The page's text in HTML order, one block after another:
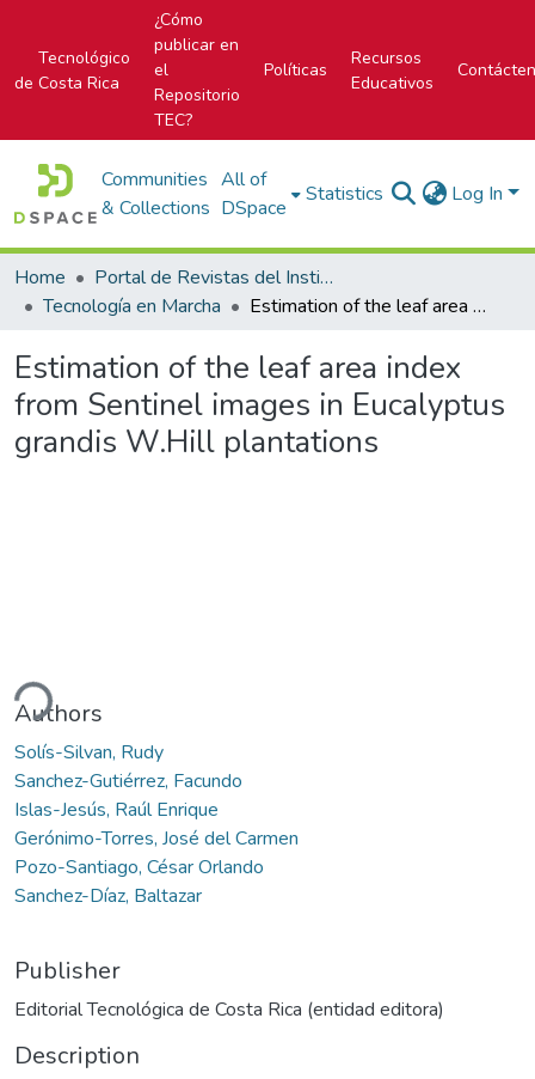
Tecnológico
de Costa Rica
¿Cómo
publicar en
el
Repositorio
TEC?
Políticas
Recursos
Educativos
Communities
& Collections
All of
DSpace
Statistics Log In
Home
Portal de Revistas del Instituto Tecnológico de Costa Rica
Tecnología en Marcha
Estimation of the leaf area index from Sentinel images in Eucalyptus grandis W.Hill plantations
Estimation of the leaf area index
from Sentinel images in Eucalyptus
grandis W.Hill plantations
Authors
Solís-Silvan, Rudy
Sanchez-Gutiérrez, Facundo
Islas-Jesús, Raúl Enrique
Gerónimo-Torres, José del Carmen
Pozo-Santiago, César Orlando
Sanchez-Díaz, Baltazar
Publisher
Editorial Tecnológica de Costa Rica (entidad editora)
Description